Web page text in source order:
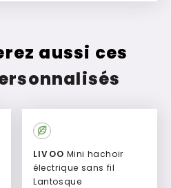
aussi ces
LIVOO
électrique sans fil
Lantosque